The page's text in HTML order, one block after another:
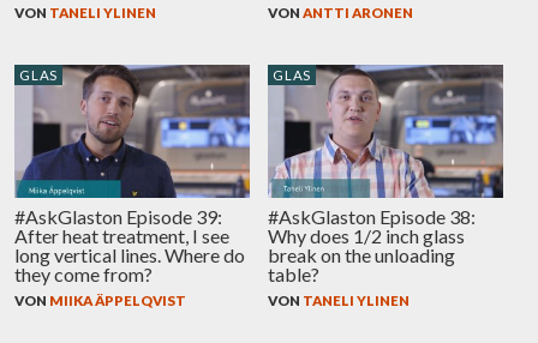
VON TANELI YLINEN VON ANTTI ARONEN
GLAS
#AskGlaston Episode 39:
After heat treatment, I see
long vertical lines. Where do
they come from?
VON MIIKA ÄPPELQVIST
GLAS
#AskGlaston Episode 38:
Why does 1/2 inch glass
break on the unloading
table?
VON TANELI YLINEN